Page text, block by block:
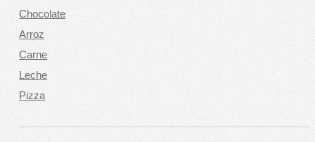
Chocolate
Arroz
Carne
Leche
Pizza